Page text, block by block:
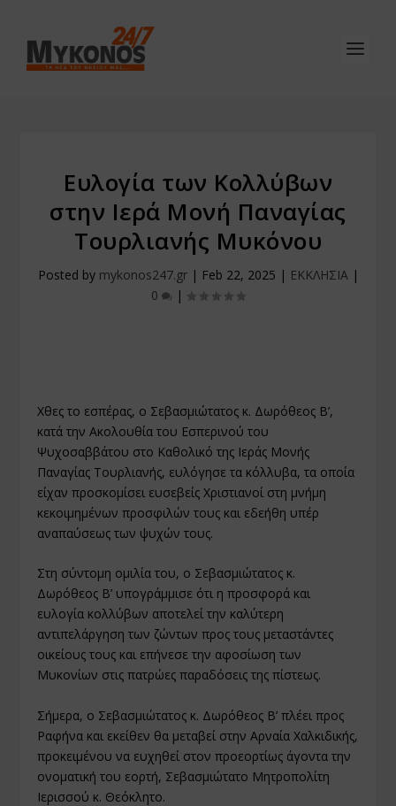
Ευλογία των Κολλύβων
στην Ιερά Μονή Παναγίας
Τουρλιανής Μυκόνου
Posted by mykonos247.gr| Feb 22, 2025 | ΕΚΚΛΗΣΙΑ|
0
|
Χθες το εσπέρας, ο Σεβασμιώτατος κ. Δωρόθεος Β’,
κατά την Ακολουθία του Εσπερινού του
Ψυχοσαββάτου στο Καθολικό της Ιεράς Μονής
Παναγίας Τουρλιανής, ευλόγησε τα κόλλυβα, τα οποία
είχαν προσκομίσει ευσεβείς Χριστιανοί στη μνήμη
κεκοιμημένων προσφιλών τους και εδεήθη υπέρ
αναπαύσεως των ψυχών τους.
Στη σύντομη ομιλία του, ο Σεβασμιώτατος κ.
Δωρόθεος Β’ υπογράμμισε ότι η προσφορά και
ευλογία κολλύβων αποτελεί την καλύτερη
αντιπελάργηση των ζώντων προς τους μεταστάντες
οικείους τους και επήνεσε την αφοσίωση των
Μυκονίων στις πατρώες παραδόσεις της πίστεως.
Σήμερα, ο Σεβασμιώτατος κ. Δωρόθεος Β’ πλέει προς
Ραφήνα και εκείθεν θα μεταβεί στην Αρναία Χαλκιδικής,
προκειμένου να ευχηθεί στον προεορτίως άγοντα την
ονοματική του εορτή, Σεβασμιώτατο Μητροπολίτη
Ιερισσού κ. Θεόκλητο.